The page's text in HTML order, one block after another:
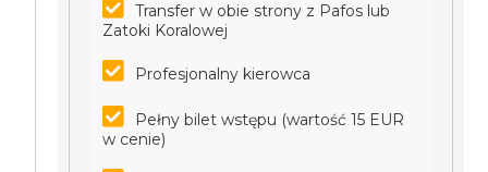
Transfer w obie strony z Pafos lub
Zatoki Koralowej
Profesjonalny kierowca
Pełny bilet wstępu (wartość 15 EUR
w cenie)